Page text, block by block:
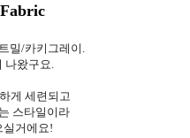
밀/카키그레이.
나왔구요.
게 세련되고
스타일이라
실거에요!